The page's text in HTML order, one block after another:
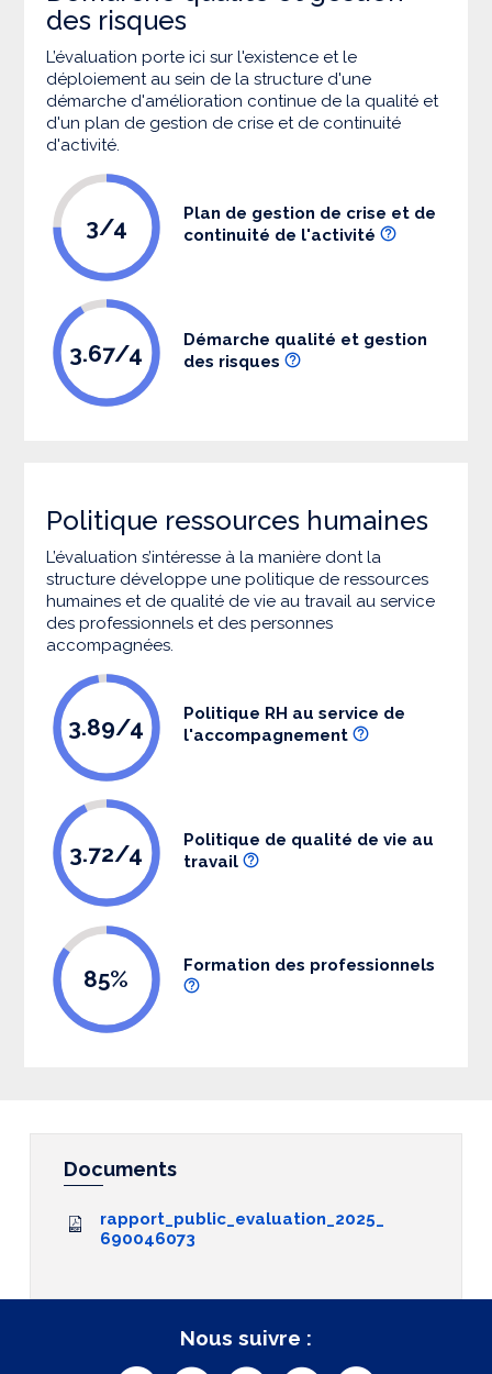
des risques
L’évaluation porte ici sur l'existence et le
déploiement au sein de la structure d'une
démarche d'amélioration continue de la qualité et
d'un plan de gestion de crise et de continuité
d'activité.
3/4
Plan de gestion de crise et de
continuité de l'activité
3.67/4
Démarche qualité et gestion
des risques
Politique ressources humaines
L’évaluation s’intéresse à la manière dont la
structure développe une politique de ressources
humaines et de qualité de vie au travail au service
des professionnels et des personnes
accompagnées.
3.89/4
Politique RH au service de
l'accompagnement
3.72/4
Politique de qualité de vie au
travail
85% Formation des professionnels
Documents
rapport_public_evaluation_2025_
690046073
Nous suivre :